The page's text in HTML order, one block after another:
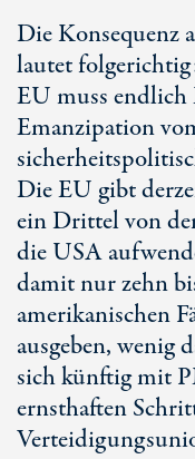
Die Konsequenz
lautet
EU muss
Emanzipation
Die EU gibt
ein Drittel von
die USA
damit nur zehn
amerikanischen
ausgeben, wenig
sich künftig mit
ernsthaften